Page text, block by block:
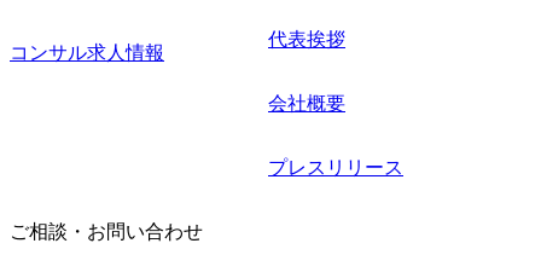
コンサル求人情報
代表挨拶
会社概要
プレスリリース
ご相談・お問い合わせ